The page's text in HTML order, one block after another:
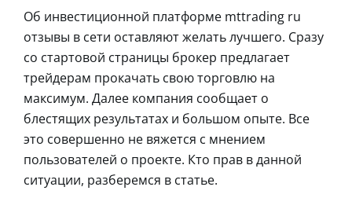
Об инвестиционной платформе mttrading ru
отзывы в сети оставляют желать лучшего. Сразу
со стартовой страницы брокер предлагает
трейдерам прокачать свою торговлю на
максимум. Далее компания сообщает о
блестящих результатах и большом опыте. Все
это совершенно не вяжется с мнением
пользователей о проекте. Кто прав в данной
ситуации, разберемся в статье.